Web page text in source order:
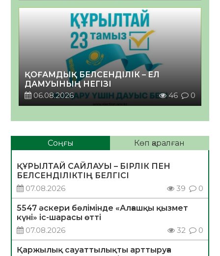
ҚОҒАМДЫҚ БЕЛСЕНДІЛІК – ЕЛ
ДАМУЫНЫҢ НЕГІЗІ
06.08.2026
46 0
Соңғы Көп қаралған
ҚҰРЫЛТАЙ САЙЛАУЫ – БІРЛІК ПЕН
БЕЛСЕНДІЛІКТІҢ БЕЛГІСІ
07.08.2026
39 0
5547 әскери бөлімінде «Алғашқы қызмет
күні» іс-шарасы өтті
07.08.2026
32 0
Қаржылық сауаттылықты арттыруға